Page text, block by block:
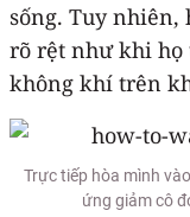
sống. Tuy
rõ rệt như khi họ
không khí trên
Trực tiếp hòa mình
ứng giảm cô